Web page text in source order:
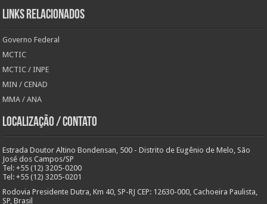
Links Relacionados
Governo Federal
MCTIC
MCTIC / INPE
MIN / CENAD
MMA / ANA
Localização / Contato
Estrada Doutor Altino Bondensan, 500 - Distrito de Eugênio de Melo, São
José dos Campos/SP
Tel: +55 (12) 3205-0200
Tel: +55 (12) 3205-0201
Rodovia Presidente Dutra, Km 40, SP-RJ CEP: 12630-000, Cachoeira Paulista,
SP, Brasil